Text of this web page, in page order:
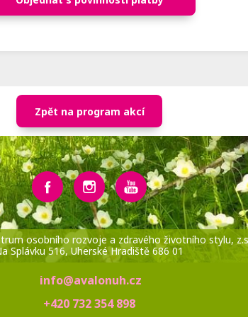
Zpět na program akcí
osobního rozvoje a zdravého životního stylu,
Splávku 516, Uherské Hradiště 686 01
info@avalonuh.cz
+420 732 354 898